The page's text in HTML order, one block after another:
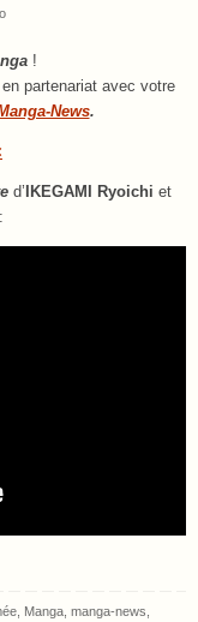
!
en partenariat avec votre
News.
d’ IKEGAMI Ryoichi et
:
, Manga, manga-news